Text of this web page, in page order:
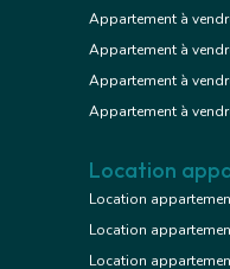
Appartement à
Appartement à
Appartement à
Appartement à
Location
Location
Location
Location